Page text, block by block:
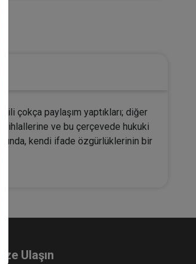
çokça paylaşım yaptıkları; diğer
ihlallerine ve bu çerçevede hukuki
kendi ifade özgürlüklerinin bir
Ulaşın